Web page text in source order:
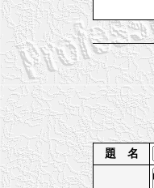
題 名